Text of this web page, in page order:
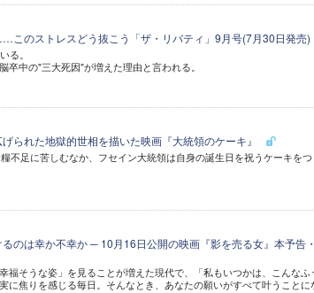
このストレスどう抜こう「ザ・リバティ」9月号(7月30日発売)
る。
卒中の"三大死因"が増えた理由と言われる。
られた地獄的世相を描いた映画『大統領のケーキ』
不足に苦しむなか、フセイン大統領は自身の誕生日を祝うケーキをつ
るのは幸か不幸か ─ 10月16日公開の映画『影を売る女』本予告
福そうな姿」を見ることが増えた現代で、「私もいつかは、こんなふ
に焦りを感じる毎日。そんなとき、あなたの願いがすべて叶うことに